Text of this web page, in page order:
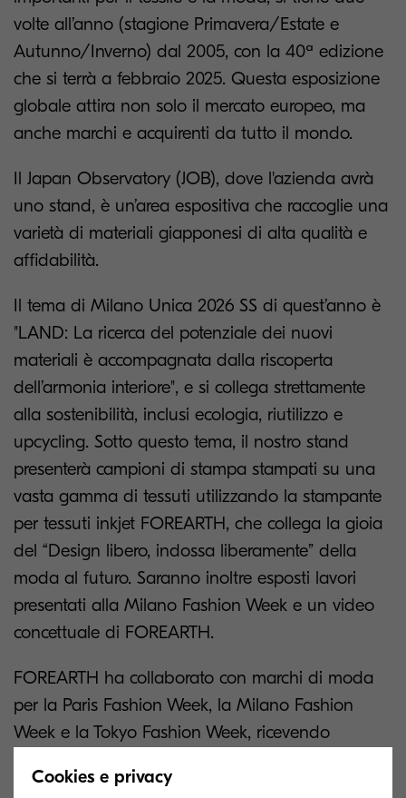
volte all’anno (stagione Primavera/Estate e
Autunno/Inverno) dal 2005, con la 40ª edizione
che si terrà a febbraio 2025. Questa esposizione
globale attira non solo il mercato europeo, ma
anche marchi e acquirenti da tutto il mondo.
Il Japan Observatory (JOB), dove l'azienda avrà
uno stand, è un’area espositiva che raccoglie una
varietà di materiali giapponesi di alta qualità e
affidabilità.
Il tema di Milano Unica 2026 SS di quest’anno è
"LAND: La ricerca del potenziale dei nuovi
materiali è accompagnata dalla riscoperta
dell’armonia interiore", e si collega strettamente
alla sostenibilità, inclusi ecologia, riutilizzo e
upcycling. Sotto questo tema, il nostro stand
presenterà campioni di stampa stampati su una
vasta gamma di tessuti utilizzando la stampante
per tessuti inkjet FOREARTH, che collega la gioia
del “Design libero, indossa liberamente” della
moda al futuro. Saranno inoltre esposti lavori
presentati alla Milano Fashion Week e un video
concettuale di FOREARTH.
FOREARTH ha collaborato con marchi di moda
per la Paris Fashion Week, la Milano Fashion
Week e la Tokyo Fashion Week, ricevendo
rappresenterà una grande opportunità per i
Cookies e privacy